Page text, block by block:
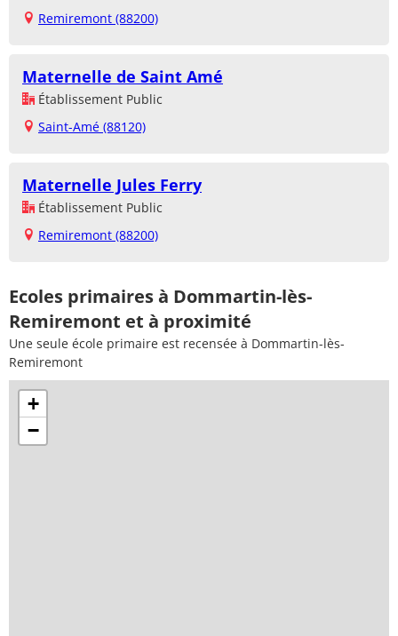
Remiremont (88200)
Maternelle de Saint Amé
Établissement Public
Saint-Amé (88120)
Maternelle Jules Ferry
Établissement Public
Remiremont (88200)
Ecoles primaires à Dommartin-lès-
Remiremont et à proximité
Une seule école primaire est recensée à Dommartin-lès-
Remiremont
+
−